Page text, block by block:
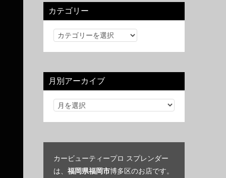
カテゴリー
カ
リ
ー
月別アーカイブ
カービューティープロ スプレンダー
は、 福岡県福岡市博多区のお店です。